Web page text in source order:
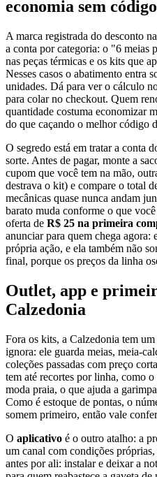
economia sem código
A marca registrada do desconto
a conta por categoria: o "6 meias
nas peças térmicas e os kits que
Nesses casos o abatimento entra
unidades. Dá para ver o cálculo
para colar no checkout. Quem
quantidade costuma economizar
do que caçando o melhor código
O segredo está em tratar a conta
sorte. Antes de pagar, monte a
cupom que você tem na mão,
destrava o kit) e compare o total
mecânicas quase nunca andam
barato muda conforme o que
oferta de R$ 25 na primeira
anunciar para quem chega agora:
própria ação, e ela também não
final, porque os preços da linha
Outlet, app e
Calzedonia
Fora os kits, a Calzedonia tem um
ignora: ele guarda meias, meia-
coleções passadas com preço
tem até recortes por linha, como
moda praia, o que ajuda a
Como é estoque de pontas, o
somem primeiro, então vale
O aplicativo é o outro atalho: a
um canal com condições
antes por ali: instalar e deixar a